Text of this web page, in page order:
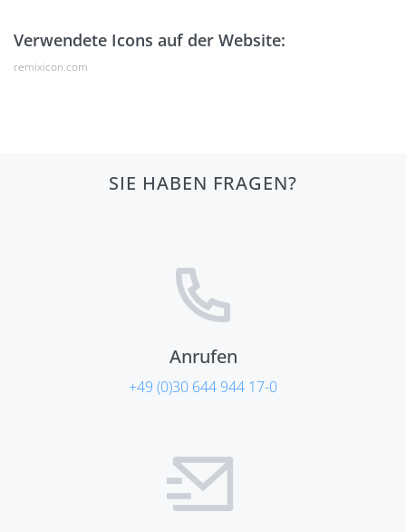
Verwendete Icons auf der Website:
remixicon.com
SIE HABEN FRAGEN?
Anrufen
+49 (0)30 644 944 17-0